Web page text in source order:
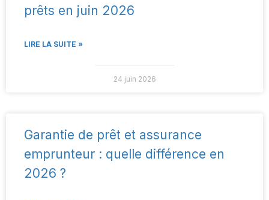
prêts en juin 2026
LIRE LA SUITE »
24 juin 2026
Garantie de prêt et assurance
emprunteur : quelle différence en
2026 ?